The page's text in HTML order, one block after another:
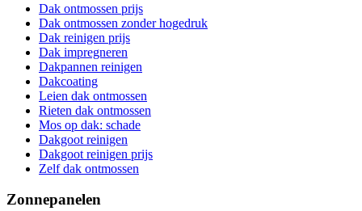
Dak ontmossen prijs
Dak ontmossen zonder hogedruk
Dak reinigen prijs
Dak impregneren
Dakpannen reinigen
Dakcoating
Leien dak ontmossen
Rieten dak ontmossen
Mos op dak: schade
Dakgoot reinigen
Dakgoot reinigen prijs
Zelf dak ontmossen
Zonnepanelen